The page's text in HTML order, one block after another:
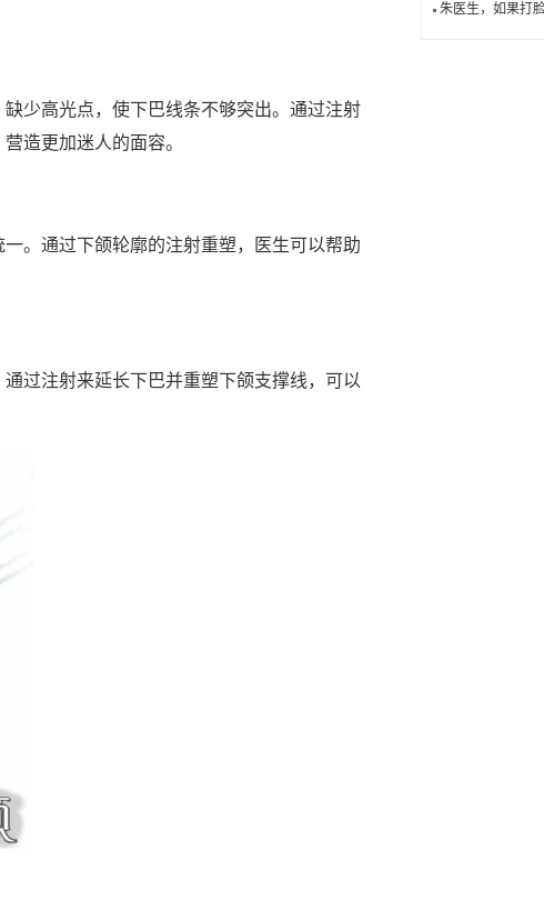
少高光点，使下巴线条不够突出。通过注射
造更加迷人的面容。
。通过下颌轮廓的注射重塑，医生可以帮助
过注射来延长下巴并重塑下颌支撑线，可以